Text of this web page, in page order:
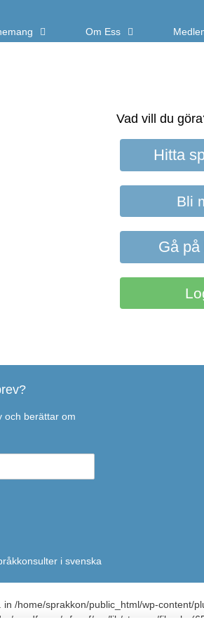
Om Ess
Vad vill du
Hitta
Bli
Gå på
och berättar om
i svenska
/home/sprakkon/public_html/wp-content/
wordfence/wf-waf/src/lib/storage/